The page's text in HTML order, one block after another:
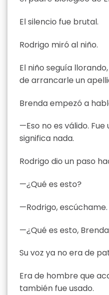
El silencio fue brutal.
Rodrigo miró al niño.
El niño seguía
de arrancarle un
Brenda empezó a
—Eso no es válido.
significa nada.
Rodrigo dio un paso
—¿Qué es esto?
—Rodrigo, escúchame.
—¿Qué es esto,
Su voz ya no era de
Era de hombre que
también fue usado.